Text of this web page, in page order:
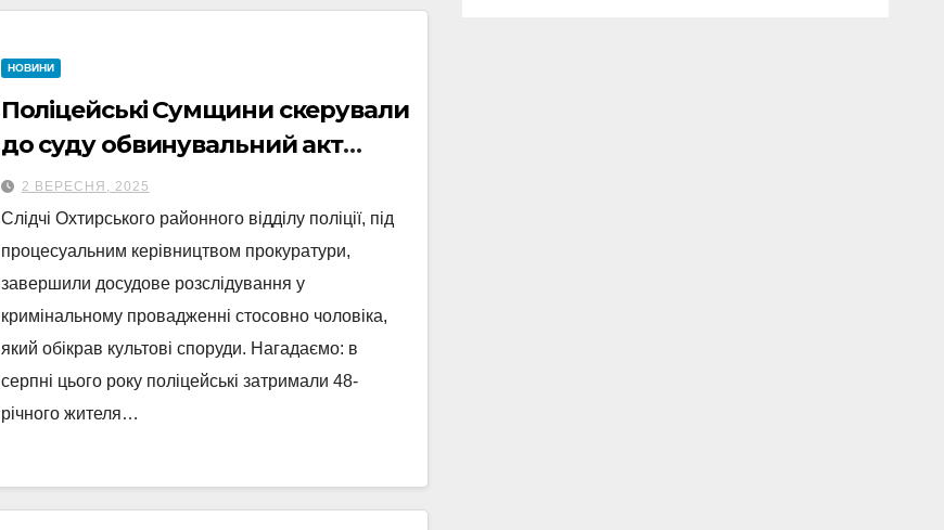
НОВИНИ
Поліцейські Сумщини скерували
до суду обвинувальний акт
відносно чоловіка, який обікрав
церкви
2 ВЕРЕСНЯ, 2025
Слідчі Охтирського районного відділу поліції, під
процесуальним керівництвом прокуратури,
завершили досудове розслідування у
кримінальному провадженні стосовно чоловіка,
який обікрав культові споруди. Нагадаємо: в
серпні цього року поліцейські затримали 48-
річного жителя…